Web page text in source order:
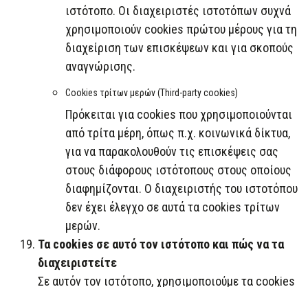
ιστότοπο. Οι διαχειριστές ιστοτόπων συχνά
χρησιμοποιούν cookies πρώτου μέρους για τη
διαχείριση των επισκέψεων και για σκοπούς
αναγνώρισης.
Cookies τρίτων μερών (Third-party cookies)
Πρόκειται για cookies που χρησιμοποιούνται
από τρίτα μέρη, όπως π.χ. κοινωνικά δίκτυα,
για να παρακολουθούν τις επισκέψεις σας
στους διάφορους ιστότοπους στους οποίους
διαφημίζονται. Ο διαχειριστής του ιστοτόπου
δεν έχει έλεγχο σε αυτά τα cookies τρίτων
μερών.
Τα cookies σε αυτό τον ιστότοπο και πώς να τα
διαχειριστείτε
Σε αυτόν τον ιστότοπο, χρησιμοποιούμε τα cookies